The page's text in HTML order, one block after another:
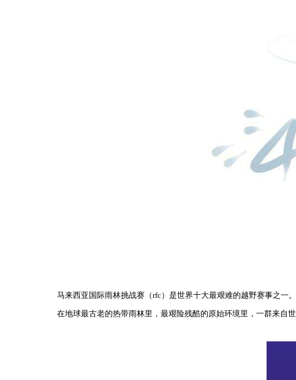
马来西亚国际雨林挑战赛（rfc）是世界十大最艰难的越野赛事之一。
在地球最古老的热带雨林里，最艰险残酷的原始环境里，一群来自